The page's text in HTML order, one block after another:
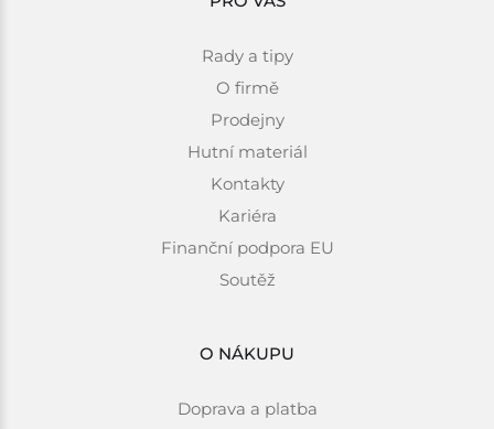
Rady a tipy
O firmě
Prodejny
Hutní materiál
Kontakty
Kariéra
Finanční podpora EU
Soutěž
O NÁKUPU
Doprava a platba